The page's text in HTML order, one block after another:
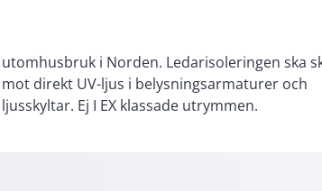
ljusskyltar. Ej I EX klassade utrymmen.